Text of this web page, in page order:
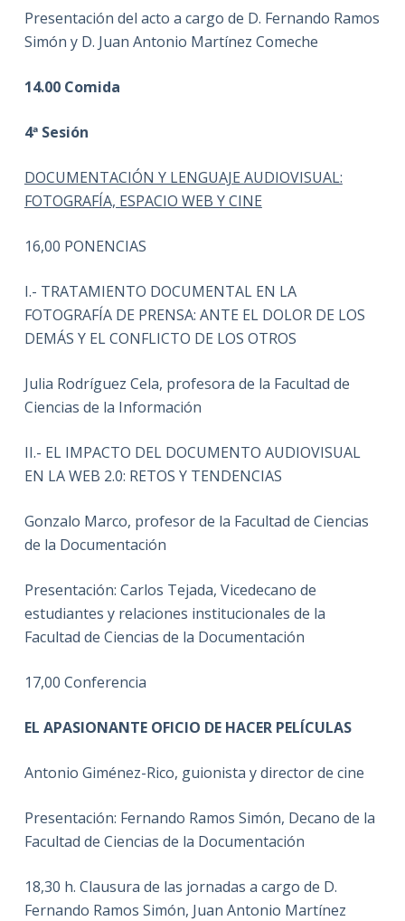
Presentación del acto a cargo de D. Fernando Ramos
Simón y D. Juan Antonio Martínez Comeche
14.00 Comida
4ª Sesión
DOCUMENTACIÓN Y LENGUAJE AUDIOVISUAL:
FOTOGRAFÍA, ESPACIO WEB Y CINE
16,00 PONENCIAS
I.- TRATAMIENTO DOCUMENTAL EN LA
FOTOGRAFÍA DE PRENSA: ANTE EL DOLOR DE LOS
DEMÁS Y EL CONFLICTO DE LOS OTROS
Julia Rodríguez Cela, profesora de la Facultad de
Ciencias de la Información
II.- EL IMPACTO DEL DOCUMENTO AUDIOVISUAL
EN LA WEB 2.0: RETOS Y TENDENCIAS
Gonzalo Marco, profesor de la Facultad de Ciencias
de la Documentación
Presentación: Carlos Tejada, Vicedecano de
estudiantes y relaciones institucionales de la
Facultad de Ciencias de la Documentación
17,00 Conferencia
EL APASIONANTE OFICIO DE HACER PELÍCULAS
Antonio Giménez-Rico, guionista y director de cine
Presentación: Fernando Ramos Simón, Decano de la
Facultad de Ciencias de la Documentación
18,30 h. Clausura de las jornadas a cargo de D.
Fernando Ramos Simón, Juan Antonio Martínez